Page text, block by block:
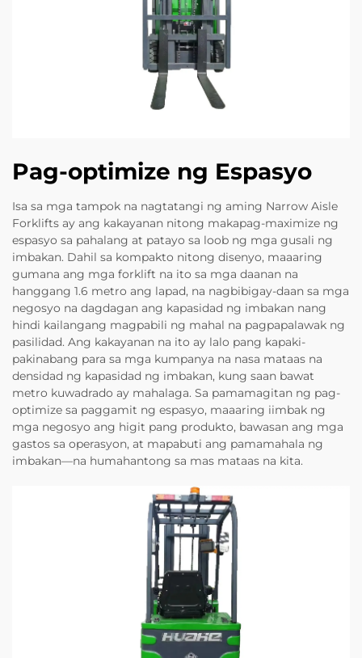
Pag-optimize ng Espasyo
Isa sa mga tampok na nagtatangi ng aming Narrow Aisle
Forklifts ay ang kakayanan nitong makapag-maximize ng
espasyo sa pahalang at patayo sa loob ng mga gusali ng
imbakan. Dahil sa kompakto nitong disenyo, maaaring
gumana ang mga forklift na ito sa mga daanan na
hanggang 1.6 metro ang lapad, na nagbibigay-daan sa mga
negosyo na dagdagan ang kapasidad ng imbakan nang
hindi kailangang magpabili ng mahal na pagpapalawak ng
pasilidad. Ang kakayanan na ito ay lalo pang kapaki-
pakinabang para sa mga kumpanya na nasa mataas na
densidad ng kapasidad ng imbakan, kung saan bawat
metro kuwadrado ay mahalaga. Sa pamamagitan ng pag-
optimize sa paggamit ng espasyo, maaaring iimbak ng
mga negosyo ang higit pang produkto, bawasan ang mga
gastos sa operasyon, at mapabuti ang pamamahala ng
imbakan—na humahantong sa mas mataas na kita.